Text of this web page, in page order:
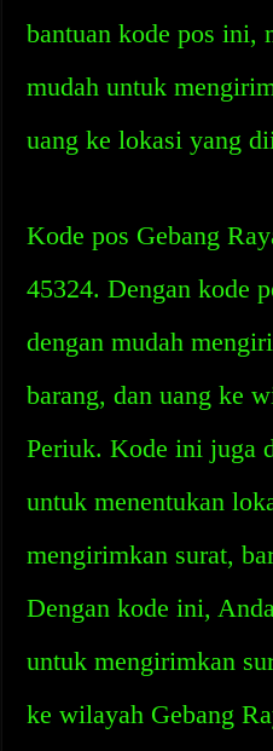
bantuan kode pos ini,
mudah untuk
uang ke lokasi yang
Kode pos Gebang
45324. Dengan kode
dengan mudah
barang, dan uang ke
Periuk. Kode ini juga
untuk menentukan
mengirimkan surat,
Dengan kode ini,
untuk mengirimkan
ke wilayah Gebang